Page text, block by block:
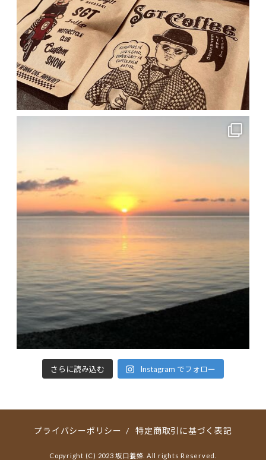
さらに読み込む Instagram でフォロー
プライバシーポリシー / 特定商取引に基づく表記
Copyright (C) 2023 坂口養蜂. All rights Reserved.